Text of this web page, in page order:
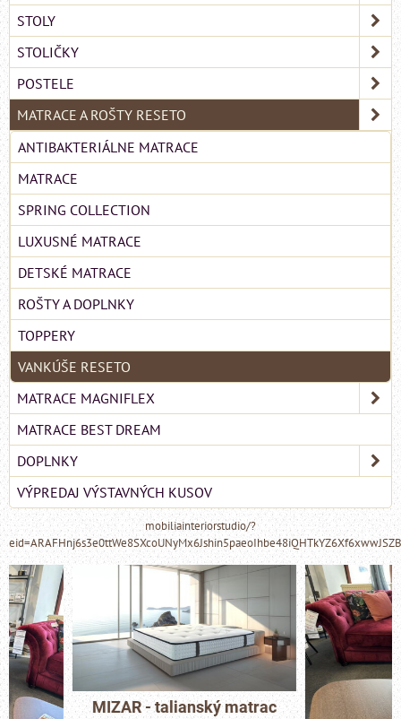
STOLY
STOLIČKY
POSTELE
MATRACE A ROŠTY RESETO
ANTIBAKTERIÁLNE MATRACE
MATRACE
SPRING COLLECTION
LUXUSNÉ MATRACE
DETSKÉ MATRACE
ROŠTY A DOPLNKY
TOPPERY
VANKÚŠE RESETO
MATRACE MAGNIFLEX
MATRACE BEST DREAM
DOPLNKY
VÝPREDAJ VÝSTAVNÝCH KUSOV
mobiliainteriorstudio/?
MIZAR - talianský matrac